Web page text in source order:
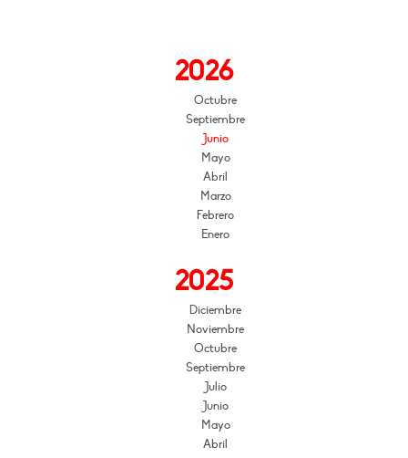
2026
Octubre
Septiembre
Junio
Mayo
Abril
Marzo
Febrero
Enero
2025
Diciembre
Noviembre
Octubre
Septiembre
Julio
Junio
Mayo
Abril